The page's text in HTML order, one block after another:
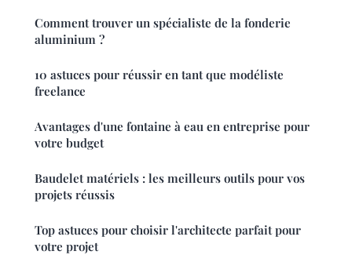
Comment trouver un spécialiste de la fonderie
aluminium ?
10 astuces pour réussir en tant que modéliste
freelance
Avantages d'une fontaine à eau en entreprise pour
votre budget
Baudelet matériels : les meilleurs outils pour vos
projets réussis
Top astuces pour choisir l'architecte parfait pour
votre projet